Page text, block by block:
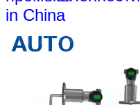
in China